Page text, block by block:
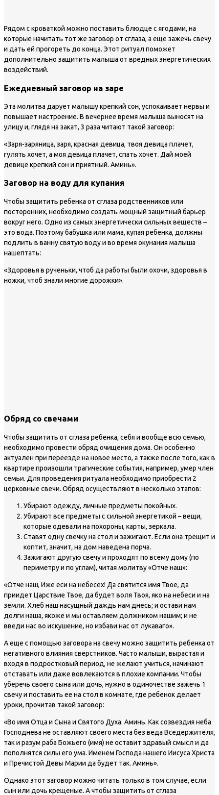
Рядом с кроваткой можно поставить блюдце с ягодами, на
которые начитать тот же заговор от сглаза, а еще зажечь свечу
и дать ей прогореть до конца. Этот ритуал поможет
дополнительно защитить малыша от вредных энергетических
воздействий.
Ежедневный заговор на заре
Эта молитва дарует малышу крепкий сон, успокаивает нервы и
повышает настроение. В вечернее время малыша выносят на
улицу и, глядя на закат, 3 раза читают такой заговор:
«Заря-заряница, заря, красная девица, твоя девица плачет,
гулять хочет, а моя девица плачет, спать хочет. Дай моей
девице крепкий сон и приятный. Аминь».
Заговор на воду для купания
Чтобы защитить ребенка от сглаза родственников или
посторонних, необходимо создать мощный защитный барьер
вокруг него. Одно из самых энергетически сильных веществ –
это вода. Поэтому бабушка или мама, купая ребенка, должны
подлить в ванну святую воду и во время окунания малыша
нашептать:
«Здоровья в рученьки, чтоб да работы были охочи, здоровья в
ножки, чтоб знали многие дорожки».
Обряд со свечами
Чтобы защитить от сглаза ребенка, себя и вообще всю семью,
необходимо провести обряд очищения дома. Он особенно
актуален при переезде на новое место, а также после того, как в
квартире произошли трагические события, например, умер член
семьи. Для проведения ритуала необходимо приобрести 2
церковные свечи. Обряд осуществляют в несколько этапов:
Убирают одежду, личные предметы покойных.
Убирают все предметы с сильной энергетикой – вещи,
которые одевали на похороны, карты, зеркала.
Ставят одну свечку на стол и зажигают. Если она трещит и
коптит, значит, на дом наведена порча.
Зажигают другую свечу и проходят по всему дому (по
периметру и по углам), читая молитву «Отче наш»:
«Отче наш, Иже еси на небесех! Да святится имя Твое, да
приидет Царствие Твое, да будет воля Твоя, яко на небеси и на
земли. Хлеб наш насущный даждь нам днесь; и остави нам
долги наша, якоже и мы оставляем должником нашим; и не
введи нас во искушение, но избави нас от лукаваго».
А еще с помощью заговора на свечу можно защитить ребенка от
негативного влияния сверстников. Часто малыши, вырастая и
входя в подростковый период, не желают учиться, начинают
отставать или даже вовлекаются в плохие компании. Чтобы
уберечь своего сына или дочь, нужно в одиночестве зажечь 1
свечу и поставить ее на стол в комнате, где ребенок делает
уроки, прочитав такой заговор:
«Во имя Отца и Сына и Святого Духа. Аминь. Как созвездия неба
Господнева не оставляют своего места без веда Вседержителя,
так и разум раба Божьего (имя) не оставит здравый смысл и да
пополнятся силы его ума. Именем Господа нашего Иисуса Христа
и Пречистой Девы Марии да будет так. Аминь».
Однако этот заговор можно читать только в том случае, если
сын или дочь крещеные. А чтобы защитить от сглаза